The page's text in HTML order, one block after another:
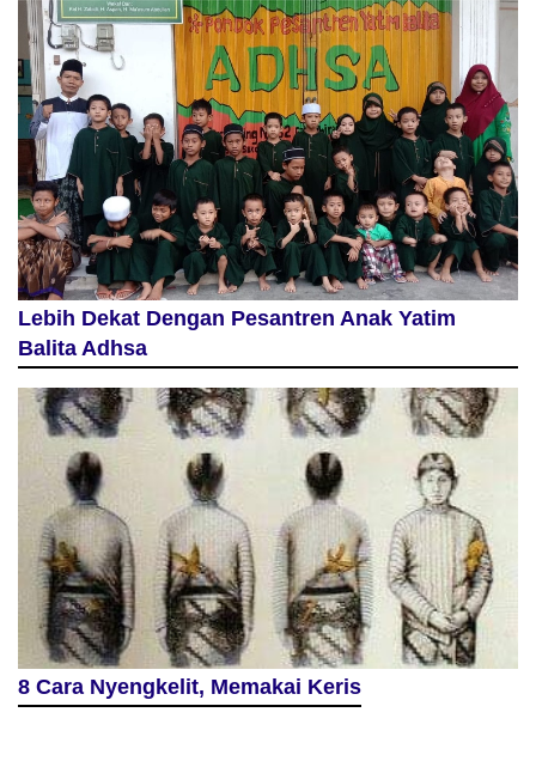
Lebih Dekat Dengan Pesantren Anak Yatim
Balita Adhsa
8 Cara Nyengkelit, Memakai Keris